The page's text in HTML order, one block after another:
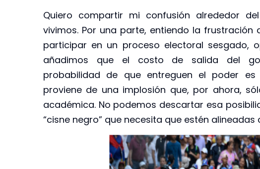
Quiero compartir mi confusión alrededor
vivimos. Por una parte, entiendo la frustración
participar en un proceso electoral sesgado,
añadimos que el costo de salida del
probabilidad de que entreguen el poder
proviene de una implosión que, por ahora,
académica. No podemos descartar esa
“cisne negro” que necesita que estén